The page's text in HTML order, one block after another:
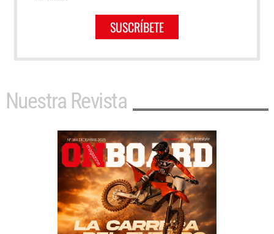
SUSCRÍBETE
Nuestra Revista